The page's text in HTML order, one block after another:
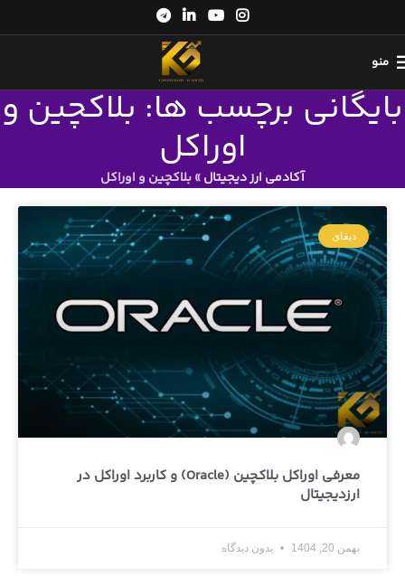
منو
بایگانی برچسب ها: بلاکچین و
اوراکل
آکادمی ارز دیجیتال»بلاکچین و اوراکل
دیفای
معرفی اوراکل بلاکچین (Oracle) و کاربرد اوراکل در
ارزدیجیتال
بهمن 20, 1404 بدون دیدگاه